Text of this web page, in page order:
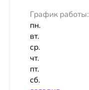
График работы:
пн.
вт.
ср.
чт.
пт.
сб.